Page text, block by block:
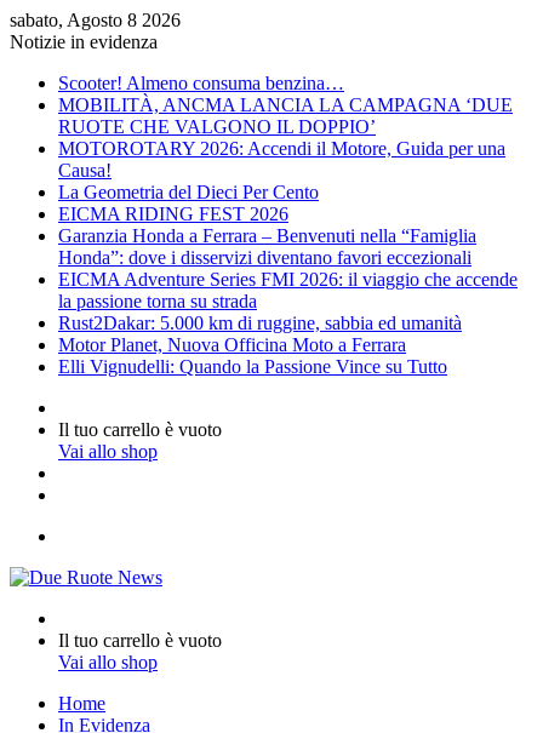
sabato, Agosto 8 2026
Notizie in evidenza
Scooter! Almeno consuma benzina…
MOBILITÀ, ANCMA LANCIA LA CAMPAGNA ‘DUE
RUOTE CHE VALGONO IL DOPPIO’
MOTOROTARY 2026: Accendi il Motore, Guida per una
Causa!
La Geometria del Dieci Per Cento
EICMA RIDING FEST 2026
Garanzia Honda a Ferrara – Benvenuti nella “Famiglia
Honda”: dove i disservizi diventano favori eccezionali
EICMA Adventure Series FMI 2026: il viaggio che accende
la passione torna su strada
Rust2Dakar: 5.000 km di ruggine, sabbia ed umanità
Motor Planet, Nuova Officina Moto a Ferrara
Elli Vignudelli: Quando la Passione Vince su Tutto
Visualizza
Carrello
Il tuo carrello è vuoto
Vai allo shop
per
Visualizza
Carrello
Il tuo carrello è vuoto
Vai allo shop
Home
In Evidenza